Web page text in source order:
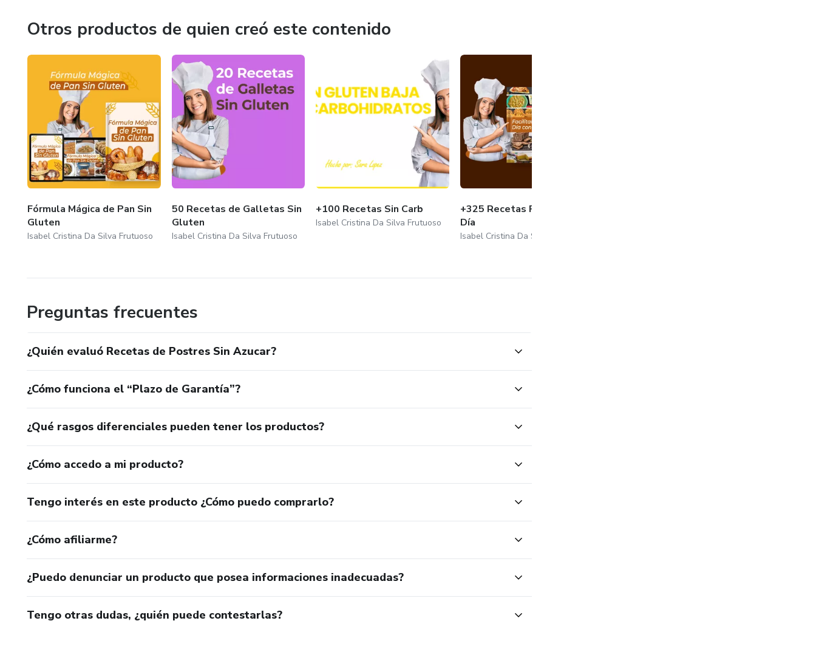
Otros productos de quien creó este contenido
Fórmula Mágica de Pan Sin
Gluten
Isabel Cristina Da Silva Frutuoso
50 Recetas de Galletas Sin
Gluten
Isabel Cristina Da Silva Frutuoso
+100 Recetas Sin Carb
Isabel Cristina Da Silva Frutuoso
+325 Recetas Para Tu Día a
Día
Isabel Cristina Da Silva Frutuoso
Preguntas frecuentes
¿Quién evaluó Recetas de Postres Sin Azucar?
¿Cómo funciona el “Plazo de Garantía”?
¿Qué rasgos diferenciales pueden tener los productos?
¿Cómo accedo a mi producto?
Tengo interés en este producto ¿Cómo puedo comprarlo?
¿Cómo afiliarme?
¿Puedo denunciar un producto que posea informaciones inadecuadas?
Tengo otras dudas, ¿quién puede contestarlas?